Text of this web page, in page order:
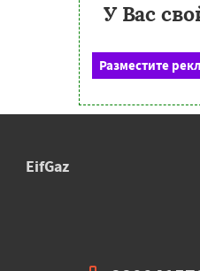
У Вас
Разместите
EifGaz